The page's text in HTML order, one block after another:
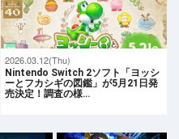
2026.03.12(Thu)
Nintendo Switch 2ソフト「ヨッシ
ーとフカシギの図鑑」が5月21日発
売決定！調査の様…